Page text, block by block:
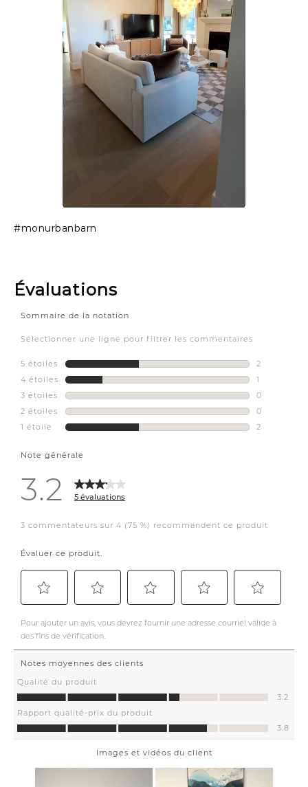
#monurbanbarn